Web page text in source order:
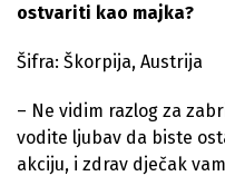
ostvariti kao majka?
Šifra: Škorpija, Austrija
– Ne vidim razlog za
vodite ljubav da biste
akciju, i zdrav dječak